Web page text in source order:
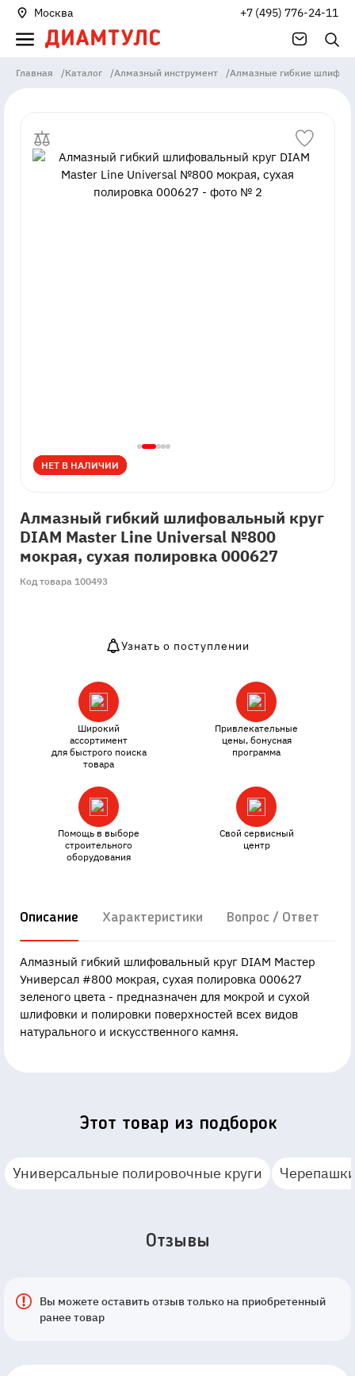
Москва +7 (495) 776-24-11
Главная /Каталог /Алмазный инструмент /Алмазные гибкие
НЕТ В НАЛИЧИИ
НЕТ В НАЛИЧИИ
Алмазный гибкий шлифовальный круг
DIAM Master Line Universal №800
мокрая, сухая полировка 000627
Код товара 100493
Узнать о поступлении
Широкий
ассортимент
для быстрого поиска
товара
Привлекательные
цены, бонусная
программа
Помощь в выборе
строительного
оборудования
Свой сервисный
центр
Описание Характеристики Вопрос / Ответ
Алмазный гибкий шлифовальный круг DIAM Мастер
Универсал #800 мокрая, сухая полировка 000627
зеленого цвета - предназначен для мокрой и сухой
шлифовки и полировки поверхностей всех видов
натурального и искусственного камня.
Этот товар из подборок
Универсальные полировочные круги
Отзывы
Вы можете оставить отзыв только на приобретенный
ранее товар